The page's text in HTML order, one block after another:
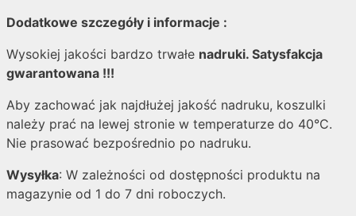
Dodatkowe szczegóły i informacje :
Wysokiej jakości bardzo trwałe nadruki. Satysfakcja
gwarantowana !!!
Aby zachować jak najdłużej jakość nadruku, koszulki
należy prać na lewej stronie w temperaturze do 40°C.
Nie prasować bezpośrednio po nadruku.
Wysyłka: W zależności od dostępności produktu na
magazynie od 1 do 7 dni roboczych.